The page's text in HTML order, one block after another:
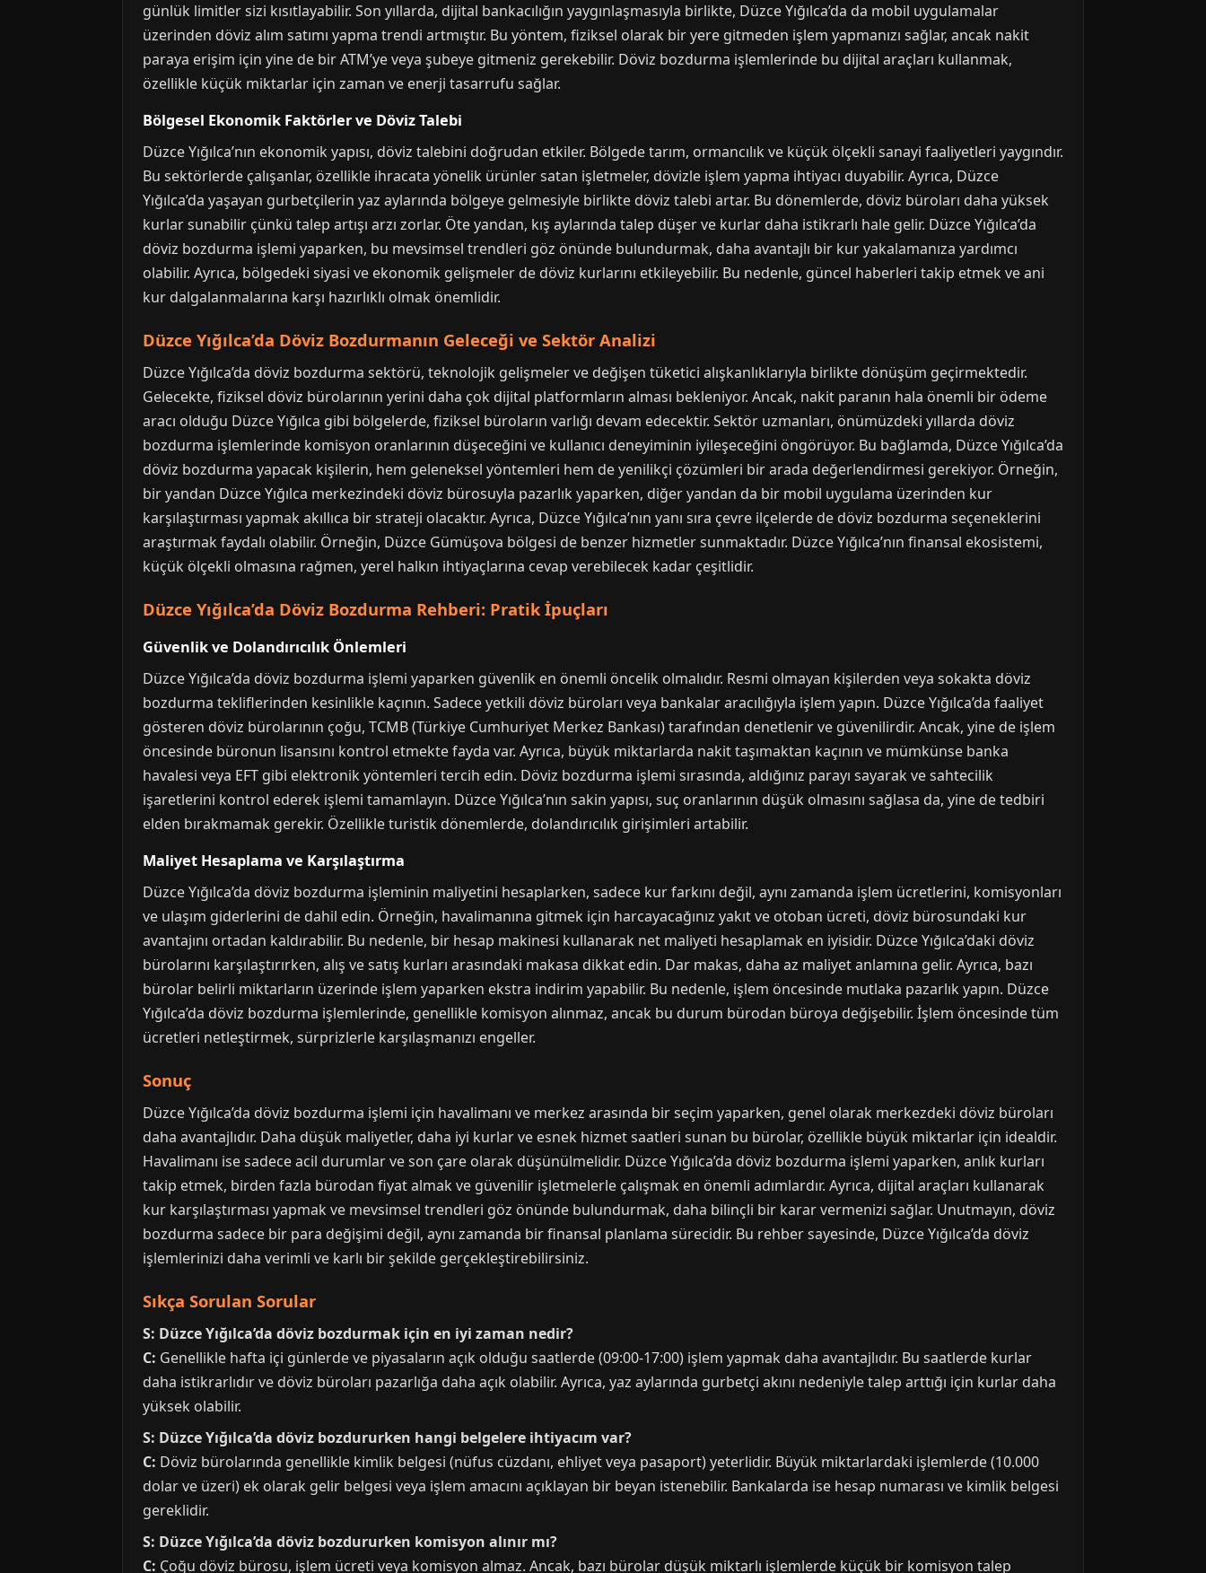
günlük limitler sizi kısıtlayabilir. Son yıllarda, dijital bankacılığın yaygınlaşmasıyla birlikte, Düzce Yığılca’da da mobil uygulamalar
üzerinden döviz alım satımı yapma trendi artmıştır. Bu yöntem, fiziksel olarak bir yere gitmeden işlem yapmanızı sağlar, ancak nakit
paraya erişim için yine de bir ATM’ye veya şubeye gitmeniz gerekebilir. Döviz bozdurma işlemlerinde bu dijital araçları kullanmak,
özellikle küçük miktarlar için zaman ve enerji tasarrufu sağlar.
Bölgesel Ekonomik Faktörler ve Döviz Talebi
Düzce Yığılca’nın ekonomik yapısı, döviz talebini doğrudan etkiler. Bölgede tarım, ormancılık ve küçük ölçekli sanayi faaliyetleri yaygındır.
Bu sektörlerde çalışanlar, özellikle ihracata yönelik ürünler satan işletmeler, dövizle işlem yapma ihtiyacı duyabilir. Ayrıca, Düzce
Yığılca’da yaşayan gurbetçilerin yaz aylarında bölgeye gelmesiyle birlikte döviz talebi artar. Bu dönemlerde, döviz büroları daha yüksek
kurlar sunabilir çünkü talep artışı arzı zorlar. Öte yandan, kış aylarında talep düşer ve kurlar daha istikrarlı hale gelir. Düzce Yığılca’da
döviz bozdurma işlemi yaparken, bu mevsimsel trendleri göz önünde bulundurmak, daha avantajlı bir kur yakalamanıza yardımcı
olabilir. Ayrıca, bölgedeki siyasi ve ekonomik gelişmeler de döviz kurlarını etkileyebilir. Bu nedenle, güncel haberleri takip etmek ve ani
kur dalgalanmalarına karşı hazırlıklı olmak önemlidir.
Düzce Yığılca’da Döviz Bozdurmanın Geleceği ve Sektör Analizi
Düzce Yığılca’da döviz bozdurma sektörü, teknolojik gelişmeler ve değişen tüketici alışkanlıklarıyla birlikte dönüşüm geçirmektedir.
Gelecekte, fiziksel döviz bürolarının yerini daha çok dijital platformların alması bekleniyor. Ancak, nakit paranın hala önemli bir ödeme
aracı olduğu Düzce Yığılca gibi bölgelerde, fiziksel büroların varlığı devam edecektir. Sektör uzmanları, önümüzdeki yıllarda döviz
bozdurma işlemlerinde komisyon oranlarının düşeceğini ve kullanıcı deneyiminin iyileşeceğini öngörüyor. Bu bağlamda, Düzce Yığılca’da
döviz bozdurma yapacak kişilerin, hem geleneksel yöntemleri hem de yenilikçi çözümleri bir arada değerlendirmesi gerekiyor. Örneğin,
bir yandan Düzce Yığılca merkezindeki döviz bürosuyla pazarlık yaparken, diğer yandan da bir mobil uygulama üzerinden kur
karşılaştırması yapmak akıllıca bir strateji olacaktır. Ayrıca, Düzce Yığılca’nın yanı sıra çevre ilçelerde de döviz bozdurma seçeneklerini
araştırmak faydalı olabilir. Örneğin, Düzce Gümüşova bölgesi de benzer hizmetler sunmaktadır. Düzce Yığılca’nın finansal ekosistemi,
küçük ölçekli olmasına rağmen, yerel halkın ihtiyaçlarına cevap verebilecek kadar çeşitlidir.
Düzce Yığılca’da Döviz Bozdurma Rehberi: Pratik İpuçları
Güvenlik ve Dolandırıcılık Önlemleri
Düzce Yığılca’da döviz bozdurma işlemi yaparken güvenlik en önemli öncelik olmalıdır. Resmi olmayan kişilerden veya sokakta döviz
bozdurma tekliflerinden kesinlikle kaçının. Sadece yetkili döviz büroları veya bankalar aracılığıyla işlem yapın. Düzce Yığılca’da faaliyet
gösteren döviz bürolarının çoğu, TCMB (Türkiye Cumhuriyet Merkez Bankası) tarafından denetlenir ve güvenilirdir. Ancak, yine de işlem
öncesinde büronun lisansını kontrol etmekte fayda var. Ayrıca, büyük miktarlarda nakit taşımaktan kaçının ve mümkünse banka
havalesi veya EFT gibi elektronik yöntemleri tercih edin. Döviz bozdurma işlemi sırasında, aldığınız parayı sayarak ve sahtecilik
işaretlerini kontrol ederek işlemi tamamlayın. Düzce Yığılca’nın sakin yapısı, suç oranlarının düşük olmasını sağlasa da, yine de tedbiri
elden bırakmamak gerekir. Özellikle turistik dönemlerde, dolandırıcılık girişimleri artabilir.
Maliyet Hesaplama ve Karşılaştırma
Düzce Yığılca’da döviz bozdurma işleminin maliyetini hesaplarken, sadece kur farkını değil, aynı zamanda işlem ücretlerini, komisyonları
ve ulaşım giderlerini de dahil edin. Örneğin, havalimanına gitmek için harcayacağınız yakıt ve otoban ücreti, döviz bürosundaki kur
avantajını ortadan kaldırabilir. Bu nedenle, bir hesap makinesi kullanarak net maliyeti hesaplamak en iyisidir. Düzce Yığılca’daki döviz
bürolarını karşılaştırırken, alış ve satış kurları arasındaki makasa dikkat edin. Dar makas, daha az maliyet anlamına gelir. Ayrıca, bazı
bürolar belirli miktarların üzerinde işlem yaparken ekstra indirim yapabilir. Bu nedenle, işlem öncesinde mutlaka pazarlık yapın. Düzce
Yığılca’da döviz bozdurma işlemlerinde, genellikle komisyon alınmaz, ancak bu durum bürodan büroya değişebilir. İşlem öncesinde tüm
ücretleri netleştirmek, sürprizlerle karşılaşmanızı engeller.
Sonuç
Düzce Yığılca’da döviz bozdurma işlemi için havalimanı ve merkez arasında bir seçim yaparken, genel olarak merkezdeki döviz büroları
daha avantajlıdır. Daha düşük maliyetler, daha iyi kurlar ve esnek hizmet saatleri sunan bu bürolar, özellikle büyük miktarlar için idealdir.
Havalimanı ise sadece acil durumlar ve son çare olarak düşünülmelidir. Düzce Yığılca’da döviz bozdurma işlemi yaparken, anlık kurları
takip etmek, birden fazla bürodan fiyat almak ve güvenilir işletmelerle çalışmak en önemli adımlardır. Ayrıca, dijital araçları kullanarak
kur karşılaştırması yapmak ve mevsimsel trendleri göz önünde bulundurmak, daha bilinçli bir karar vermenizi sağlar. Unutmayın, döviz
bozdurma sadece bir para değişimi değil, aynı zamanda bir finansal planlama sürecidir. Bu rehber sayesinde, Düzce Yığılca’da döviz
işlemlerinizi daha verimli ve karlı bir şekilde gerçekleştirebilirsiniz.
Sıkça Sorulan Sorular
S: Düzce Yığılca’da döviz bozdurmak için en iyi zaman nedir?
C: Genellikle hafta içi günlerde ve piyasaların açık olduğu saatlerde (09:00-17:00) işlem yapmak daha avantajlıdır. Bu saatlerde kurlar
daha istikrarlıdır ve döviz büroları pazarlığa daha açık olabilir. Ayrıca, yaz aylarında gurbetçi akını nedeniyle talep arttığı için kurlar daha
yüksek olabilir.
S: Düzce Yığılca’da döviz bozdururken hangi belgelere ihtiyacım var?
C: Döviz bürolarında genellikle kimlik belgesi (nüfus cüzdanı, ehliyet veya pasaport) yeterlidir. Büyük miktarlardaki işlemlerde (10.000
dolar ve üzeri) ek olarak gelir belgesi veya işlem amacını açıklayan bir beyan istenebilir. Bankalarda ise hesap numarası ve kimlik belgesi
gereklidir.
S: Düzce Yığılca’da döviz bozdururken komisyon alınır mı?
C: Çoğu döviz bürosu, işlem ücreti veya komisyon almaz. Ancak, bazı bürolar düşük miktarlı işlemlerde küçük bir komisyon talep